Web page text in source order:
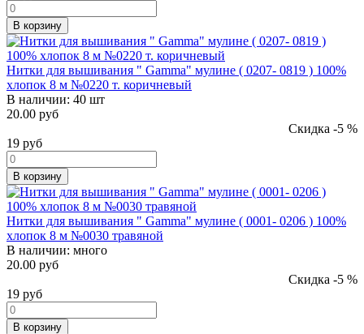
В корзину
Нитки для вышивания " Gamma" мулине ( 0207- 0819 ) 100%
хлопок 8 м №0220 т. коричневый
В наличии: 40 шт
20.00 руб
Скидка -5 %
19 руб
В корзину
Нитки для вышивания " Gamma" мулине ( 0001- 0206 ) 100%
хлопок 8 м №0030 травяной
В наличии: много
20.00 руб
Скидка -5 %
19 руб
В корзину